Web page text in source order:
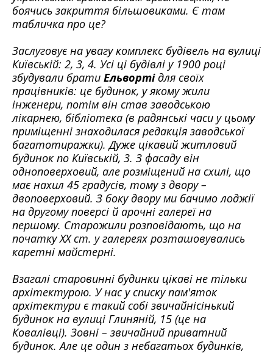
боячись закриття більшовиками. Є там
табличка про це?
Заслуговує на увагу комплекс будівель на вулиці
Київській: 2, 3, 4. Усі ці будівлі у 1900 році
збудували брати Ельвортідля своїх
працівників: це будинок, у якому жили
інженери, потім він став заводською
лікарнею, бібліотека (в радянські часи у цьому
приміщенні знаходилася редакція заводської
багатотиражки). Дуже цікавий житловий
будинок по Київській, 3. З фасаду він
одноповерховий, але розміщений на схилі, що
має нахил 45 градусів, тому з двору –
двоповерховий. З боку двору ми бачимо лоджії
на другому поверсі й арочні галереї на
першому. Старожили розповідають, що на
початку ХХ ст. у галереях розташовувались
каретні майстерні.
Взагалі старовинні будинки цікаві не тільки
архітектурою. У нас у списку пам'яток
архітектури є такий собі звичайнісінький
будинок на вулиці Глиняній, 15 (це на
Ковалівці). Зовні – звичайний приватний
будинок. Але це один з небагатьох будинків,